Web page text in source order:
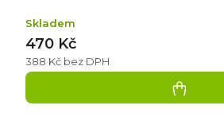
Skladem
388 Kč bez DPH
470 Kč